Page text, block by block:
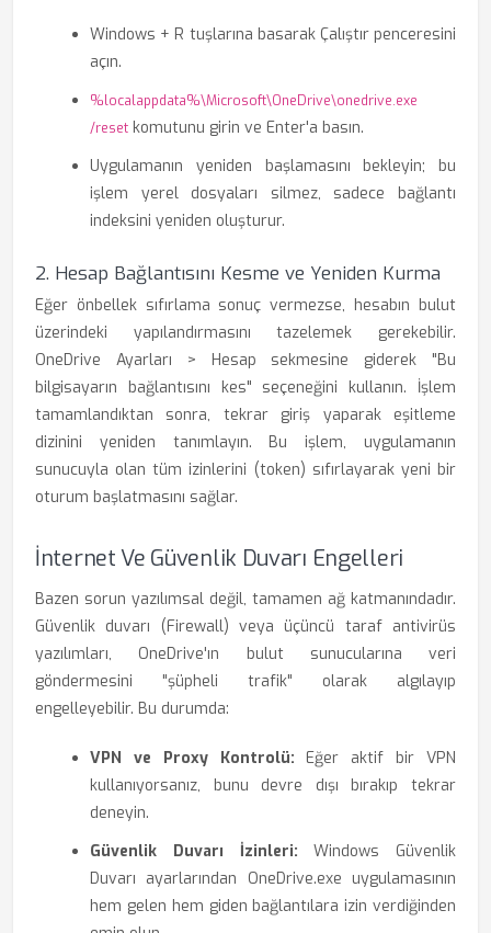
Windows + R tuşlarına basarak Çalıştır penceresini
açın.
%localappdata%\Microsoft\OneDrive\onedrive.exe
/reset komutunu girin ve Enter'a basın.
Uygulamanın yeniden başlamasını bekleyin; bu
işlem yerel dosyaları silmez, sadece bağlantı
indeksini yeniden oluşturur.
2. Hesap Bağlantısını Kesme ve Yeniden Kurma
Eğer önbellek sıfırlama sonuç vermezse, hesabın bulut
üzerindeki yapılandırmasını tazelemek gerekebilir.
OneDrive Ayarları > Hesap sekmesine giderek "Bu
bilgisayarın bağlantısını kes" seçeneğini kullanın. İşlem
tamamlandıktan sonra, tekrar giriş yaparak eşitleme
dizinini yeniden tanımlayın. Bu işlem, uygulamanın
sunucuyla olan tüm izinlerini (token) sıfırlayarak yeni bir
oturum başlatmasını sağlar.
İnternet Ve Güvenlik Duvarı Engelleri
Bazen sorun yazılımsal değil, tamamen ağ katmanındadır.
Güvenlik duvarı (Firewall) veya üçüncü taraf antivirüs
yazılımları, OneDrive'ın bulut sunucularına veri
göndermesini "şüpheli trafik" olarak algılayıp
engelleyebilir. Bu durumda:
VPN ve Proxy Kontrolü: Eğer aktif bir VPN
kullanıyorsanız, bunu devre dışı bırakıp tekrar
deneyin.
Güvenlik Duvarı İzinleri: Windows Güvenlik
Duvarı ayarlarından OneDrive.exe uygulamasının
hem gelen hem giden bağlantılara izin verdiğinden